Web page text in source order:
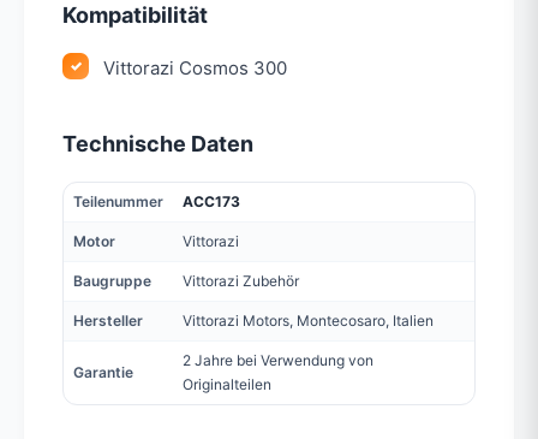
Kompatibilität
Vittorazi Cosmos 300
Technische Daten
Teilenummer ACC173
Motor Vittorazi
Baugruppe Vittorazi Zubehör
Hersteller Vittorazi Motors, Montecosaro, Italien
Garantie
2 Jahre bei Verwendung von
Originalteilen